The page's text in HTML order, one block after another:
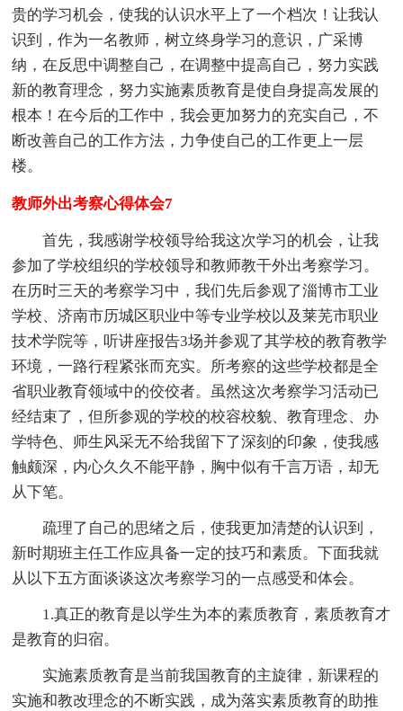
贵的学习机会，使我的认识水平上了一个档次！让我认
识到，作为一名教师，树立终身学习的意识，广采博
纳，在反思中调整自己，在调整中提高自己，努力实践
新的教育理念，努力实施素质教育是使自身提高发展的
根本！在今后的工作中，我会更加努力的充实自己，不
断改善自己的工作方法，力争使自己的工作更上一层
楼。
教师外出考察心得体会7
首先，我感谢学校领导给我这次学习的机会，让我
参加了学校组织的学校领导和教师教干外出考察学习。
在历时三天的考察学习中，我们先后参观了淄博市工业
学校、济南市历城区职业中等专业学校以及莱芜市职业
技术学院等，听讲座报告3场并参观了其学校的教育教学
环境，一路行程紧张而充实。所考察的这些学校都是全
省职业教育领域中的佼佼者。虽然这次考察学习活动已
经结束了，但所参观的学校的校容校貌、教育理念、办
学特色、师生风采无不给我留下了深刻的印象，使我感
触颇深，内心久久不能平静，胸中似有千言万语，却无
从下笔。
疏理了自己的思绪之后，使我更加清楚的认识到，
新时期班主任工作应具备一定的技巧和素质。下面我就
从以下五方面谈谈这次考察学习的一点感受和体会。
1.真正的教育是以学生为本的素质教育，素质教育才
是教育的归宿。
实施素质教育是当前我国教育的主旋律，新课程的
实施和教改理念的不断实践，成为落实素质教育的助推